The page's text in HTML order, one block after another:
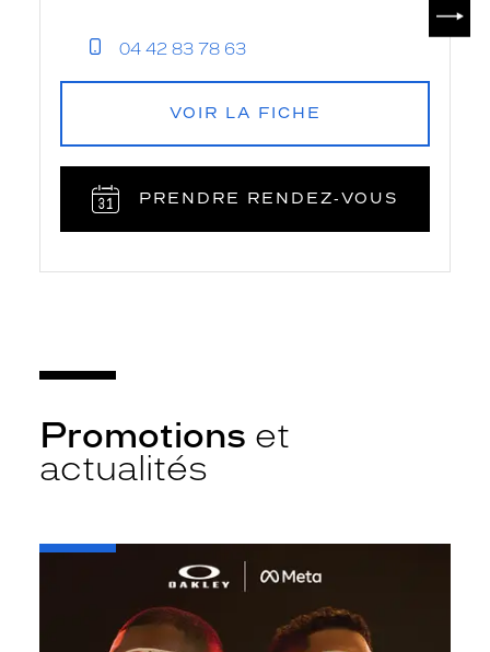
04 42 83 78 63
VOIR LA FICHE
PRENDRE RENDEZ‑VOUS
Promotions et
actualités
-